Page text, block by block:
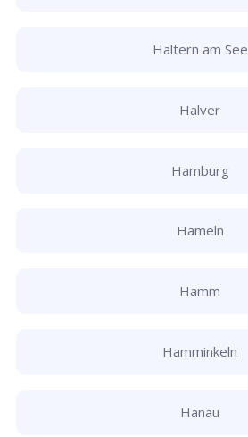
Haltern am See
Halver
Hamburg
Hameln
Hamm
Hamminkeln
Hanau